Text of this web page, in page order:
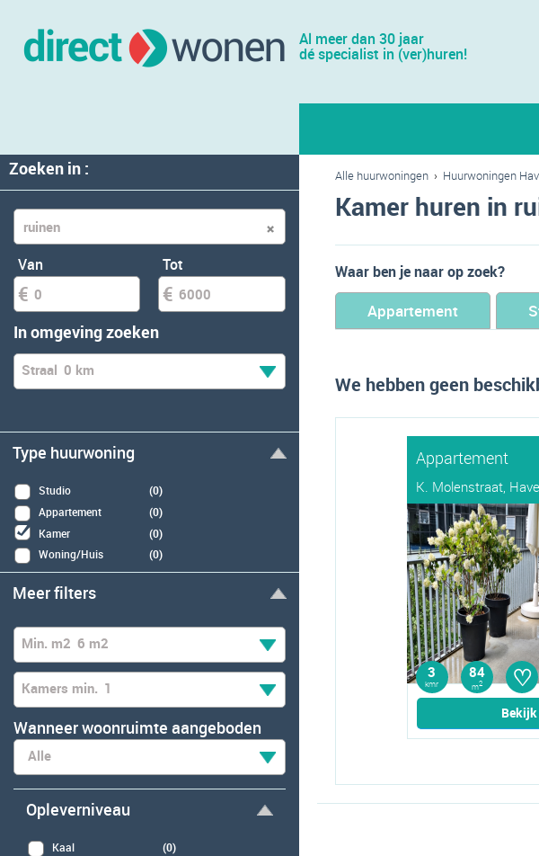
Al meer dan 30 jaar
dé specialist in (ver)huren!
Zoeken in :
Van Tot
In omgeving zoeken
Straal 0 km
Type huurwoning
Studio
(0)
Appartement
(0)
Kamer
(0)
Woning/Huis
(0)
Meer filters
Min. m2 6 m2
Kamers min. 1
Wanneer woonruimte aangeboden
Alle
Opleverniveau
Kaal
(0)
Alle huurwoningen › Huurwoningen
Kamer huren in
Waar ben je naar op zoek?
Appartement
We hebben geen
Appartement
K. Molenstraat,
3
kmr
84
m2 ♡